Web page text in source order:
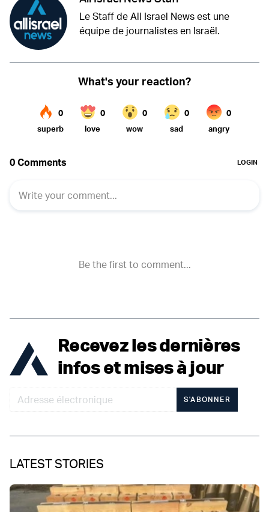
Le Staff de All Israel News est une
équipe de journalistes en Israël.
Recevez les dernières
infos et mises à jour
S'ABONNER
LATEST STORIES